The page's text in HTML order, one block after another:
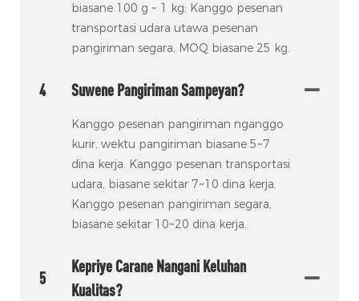
biasane 100 g ~ 1 kg; Kanggo pesenan
transportasi udara utawa pesenan
pangiriman segara, MOQ biasane 25 kg.
4 Suwene Pangiriman Sampeyan?
Kanggo pesenan pangiriman nganggo
kurir, wektu pangiriman biasane 5~7
dina kerja. Kanggo pesenan transportasi
udara, biasane sekitar 7~10 dina kerja.
Kanggo pesenan pangiriman segara,
biasane sekitar 10~20 dina kerja.
5
Kepriye Carane Nangani Keluhan
Kualitas?